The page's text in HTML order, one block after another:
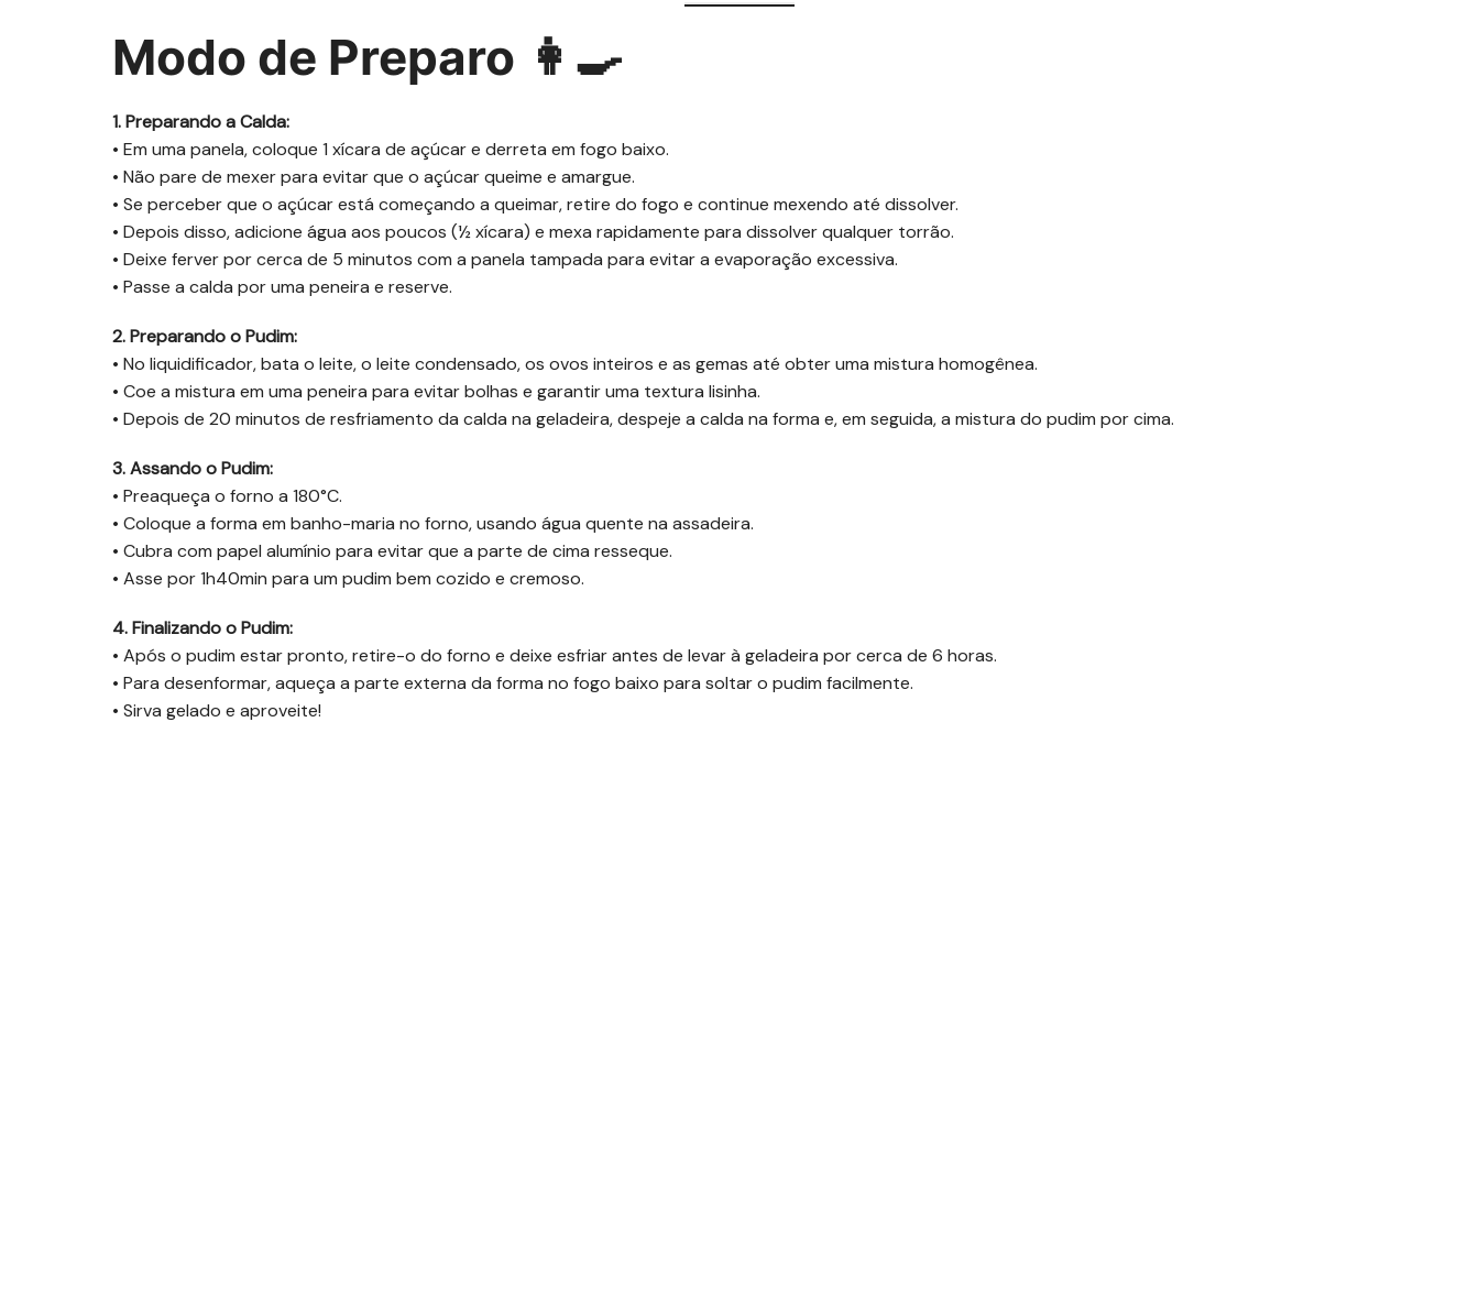
Modo de Preparo 👩🍳
1. Preparando a Calda:
• Em uma panela, coloque 1 xícara de açúcar e derreta em fogo baixo.
• Não pare de mexer para evitar que o açúcar queime e amargue.
• Se perceber que o açúcar está começando a queimar, retire do fogo e continue mexendo até dissolver.
• Depois disso, adicione água aos poucos (½ xícara) e mexa rapidamente para dissolver qualquer torrão.
• Deixe ferver por cerca de 5 minutos com a panela tampada para evitar a evaporação excessiva.
• Passe a calda por uma peneira e reserve.
2. Preparando o Pudim:
• No liquidificador, bata o leite, o leite condensado, os ovos inteiros e as gemas até obter uma mistura homogênea.
• Coe a mistura em uma peneira para evitar bolhas e garantir uma textura lisinha.
• Depois de 20 minutos de resfriamento da calda na geladeira, despeje a calda na forma e, em seguida, a mistura do pudim por cima.
3. Assando o Pudim:
• Preaqueça o forno a 180°C.
• Coloque a forma em banho-maria no forno, usando água quente na assadeira.
• Cubra com papel alumínio para evitar que a parte de cima resseque.
• Asse por 1h40min para um pudim bem cozido e cremoso.
4. Finalizando o Pudim:
• Após o pudim estar pronto, retire-o do forno e deixe esfriar antes de levar à geladeira por cerca de 6 horas.
• Para desenformar, aqueça a parte externa da forma no fogo baixo para soltar o pudim facilmente.
• Sirva gelado e aproveite!